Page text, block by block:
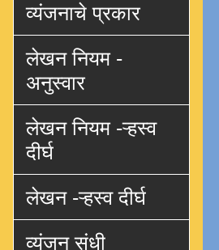
व्यंजनाचे प्रकार
लेखन नियम -
अनुस्वार
लेखन नियम -ऱ्हस्व
दीर्घ
लेखन -ऱ्हस्व दीर्घ
व्यंजन संधी